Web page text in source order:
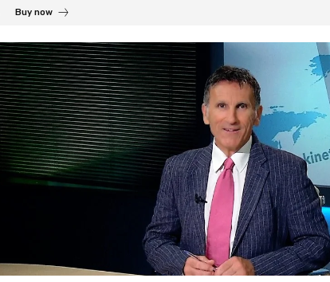
Buy now